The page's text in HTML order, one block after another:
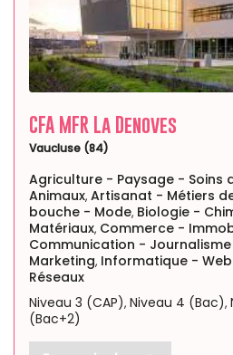
CFA MFR La Denoves
Vaucluse (84)
Agriculture - Paysage - Soins
Animaux, Artisanat - Métiers
bouche - Mode, Biologie -
Matériaux, Commerce -
Communication -
Marketing, Informatique -
Réseaux
Niveau 3 (CAP), Niveau 4 (Bac),
(Bac+2)